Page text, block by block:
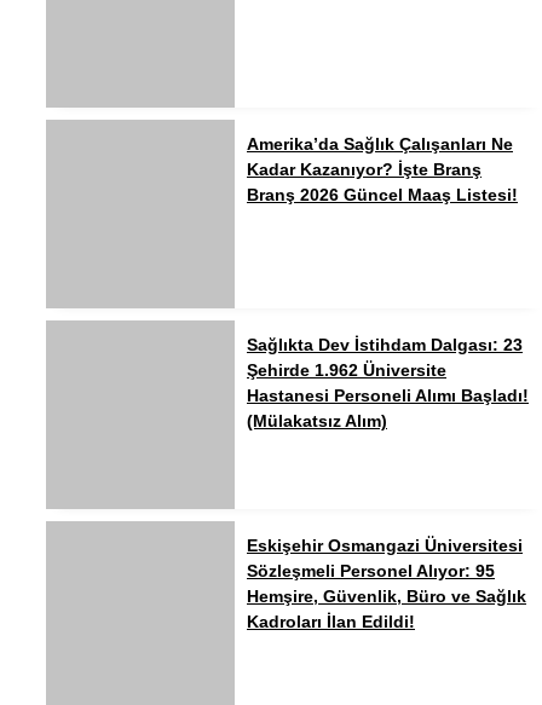
Amerika’da Sağlık Çalışanları Ne
Kadar Kazanıyor? İşte Branş
Branş 2026 Güncel Maaş Listesi!
Sağlıkta Dev İstihdam Dalgası: 23
Şehirde 1.962 Üniversite
Hastanesi Personeli Alımı Başladı!
(Mülakatsız Alım)
Eskişehir Osmangazi Üniversitesi
Sözleşmeli Personel Alıyor: 95
Hemşire, Güvenlik, Büro ve Sağlık
Kadroları İlan Edildi!